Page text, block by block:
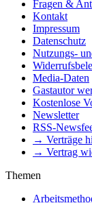
Fragen &
Kontakt
Impressum
Datenschutz
Nutzungs-
Media-Daten
Gastautor
Kostenlose
Newsletter
RSS-
→ Verträge
→ Vertrag
Themen